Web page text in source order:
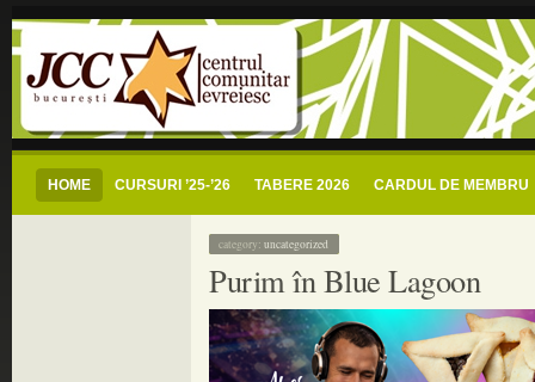
centrul comunitar evreiesc
jcc bucuresti – centrul comunitar evreiesc si radio shalom romania – radio
HOME CURSURI ’25-’26 TABERE 2026 CARDUL DE MEMBRU
category: uncategorized
Purim în Blue Lagoon